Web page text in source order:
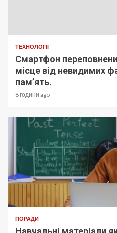
ТЕХНОЛОГІЇ
Смартфон
місце від невидимих
пам’ять.
8 години ago
ПОРАДИ